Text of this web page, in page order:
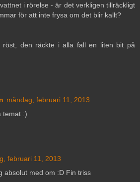
i rörelse - är det verkligen tillräckligt
för att inte frysa om det blir kallt?
röst, den räckte i alla fall en liten bit på
måndag, februari 11, 2013
temat :)
februari 11, 2013
absolut med om :D Fin triss